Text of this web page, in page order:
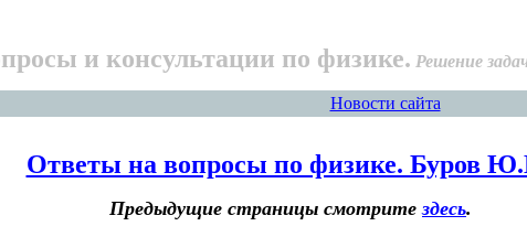
и консультации по физике. Решение
Новости сайта
Ответы на вопросы по физике. Буров
Предыдущие страницы смотритездесь.